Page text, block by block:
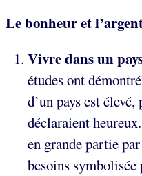
Le bonheur et
Vivre dans un
études ont
d’un pays est
déclaraient
en grande partie
besoins